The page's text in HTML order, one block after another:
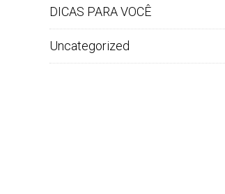
DICAS PARA VOCÊ
Uncategorized